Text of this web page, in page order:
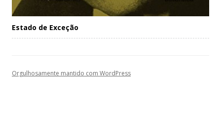
Estado de Exceção
Orgulhosamente mantido com WordPress